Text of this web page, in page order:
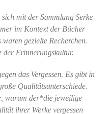
mit der Sammlung Serke
im Kontext der Bücher
gezielte Recherchen.
der Erinnerungskultur.
das Vergessen. Es gibt in
Qualitätsunterschiede.
warum der*die jeweilige
ihrer Werke vergessen